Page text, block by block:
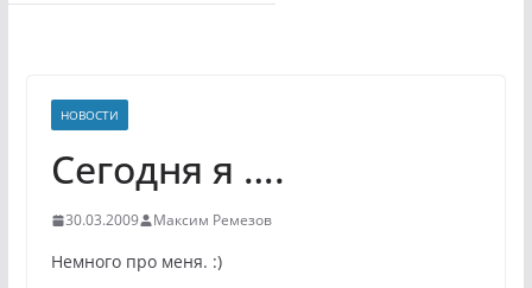
НОВОСТИ
Сегодня я ….
30.03.2009 Максим Ремезов
Немного про меня. :)